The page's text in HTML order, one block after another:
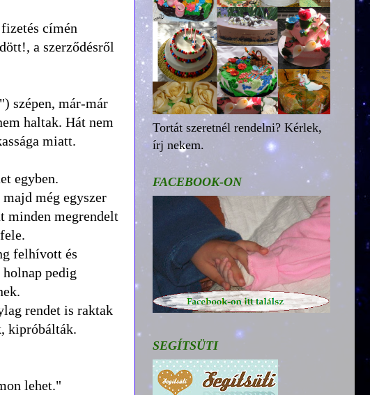
címén
a szerződésről
szépen, már-már
haltak. Hát nem
miatt.
egyben.
még egyszer
minden megrendelt
felhívott és
pedig
rendet is raktak
kipróbálták.
lehet."
Tortát szeretnél rendelni? Kérlek,
írj nekem.
FACEBOOK-ON
SEGÍTSÜTI